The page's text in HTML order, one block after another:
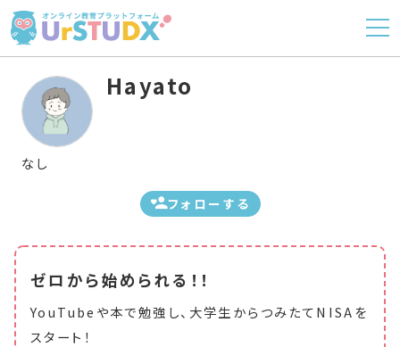
フォローする
Hayato
なし
ゼロから始められる！！
YouTubeや本で勉強し、大学生からつみたてNISAを
スタート！